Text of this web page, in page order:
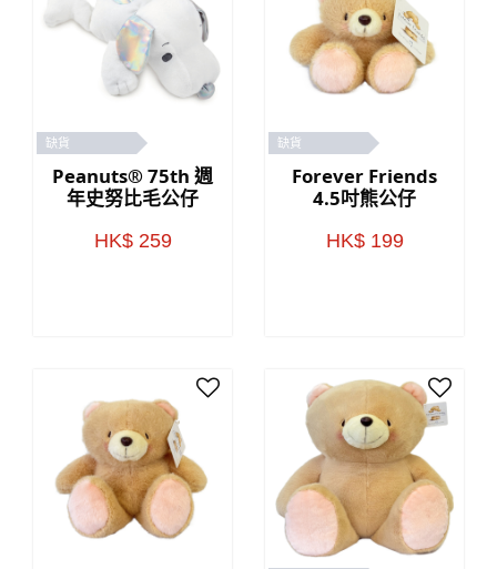
缺貨
Peanuts® 75th 週
年史努比毛公仔
HK$ 259
缺貨
Forever Friends
4.5吋熊公仔
HK$ 199